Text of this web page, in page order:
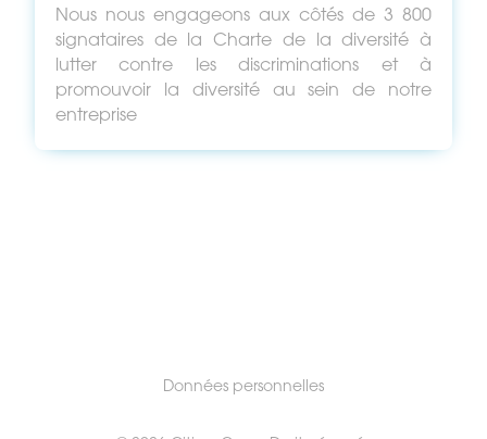
Nous nous engageons aux côtés de 3 800
signataires de la Charte de la diversité à
lutter contre les discriminations et à
promouvoir la diversité au sein de notre
entreprise
Données personnelles